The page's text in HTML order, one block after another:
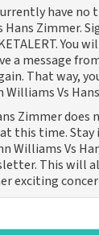
have no
Zimmer.
You
a message
That way,
Williams Vs
Zimmer does
this time.
Williams Vs
This will
exciting